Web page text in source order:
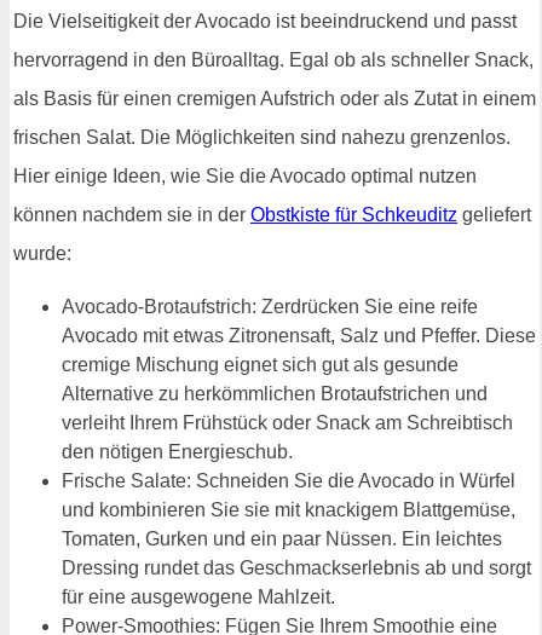
Die Vielseitigkeit der Avocado ist beeindruckend und passt
hervorragend in den Büroalltag. Egal ob als schneller Snack,
als Basis für einen cremigen Aufstrich oder als Zutat in einem
frischen Salat. Die Möglichkeiten sind nahezu grenzenlos.
Hier einige Ideen, wie Sie die Avocado optimal nutzen
können nachdem sie in der Obstkiste für Schkeuditz geliefert
wurde:
Avocado-Brotaufstrich: Zerdrücken Sie eine reife
Avocado mit etwas Zitronensaft, Salz und Pfeffer. Diese
cremige Mischung eignet sich gut als gesunde
Alternative zu herkömmlichen Brotaufstrichen und
verleiht Ihrem Frühstück oder Snack am Schreibtisch
den nötigen Energieschub.
Frische Salate: Schneiden Sie die Avocado in Würfel
und kombinieren Sie sie mit knackigem Blattgemüse,
Tomaten, Gurken und ein paar Nüssen. Ein leichtes
Dressing rundet das Geschmackserlebnis ab und sorgt
für eine ausgewogene Mahlzeit.
Power-Smoothies: Fügen Sie Ihrem Smoothie eine